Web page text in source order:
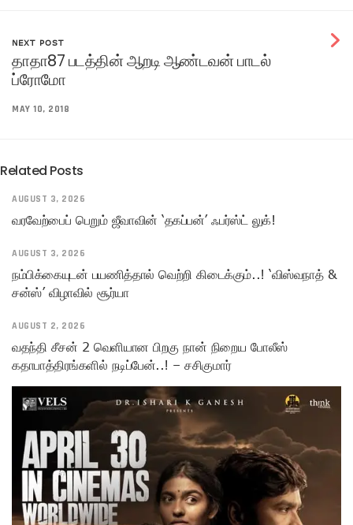
NEXT POST
தாதா87 படத்தின் ஆறடி ஆண்டவன் பாடல்
ப்ரோமோ
MAY 10, 2018
Related Posts
AUGUST 3, 2026
வரவேற்பைப் பெறும் ஜீவாவின் ‘தகப்பன்’ ஃபர்ஸ்ட் லுக்!
AUGUST 3, 2026
நம்பிக்கையுடன் பயணித்தால் வெற்றி கிடைக்கும்..! ‘விஸ்வநாத் &
சன்ஸ்’ விழாவில் சூர்யா
AUGUST 2, 2026
வதந்தி சீசன் 2 வெளியான பிறகு நான் நிறைய போலீஸ்
கதாபாத்திரங்களில் நடிப்பேன்..! – சசிகுமார்